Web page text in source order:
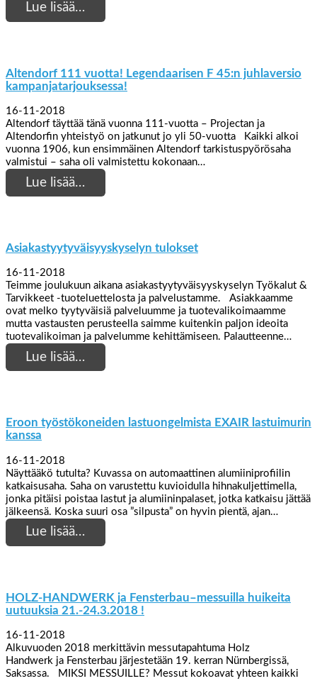
Lue lisää…
Altendorf 111 vuotta! Legendaarisen F 45:n juhlaversio
kampanjatarjouksessa!
16-11-2018
Altendorf täyttää tänä vuonna 111-vuotta – Projectan ja
Altendorfin yhteistyö on jatkunut jo yli 50-vuotta Kaikki alkoi
vuonna 1906, kun ensimmäinen Altendorf tarkistuspyörösaha
valmistui – saha oli valmistettu kokonaan…
Lue lisää…
Asiakastyytyväisyyskyselyn tulokset
16-11-2018
Teimme joulukuun aikana asiakastyytyväisyyskyselyn Työkalut &
Tarvikkeet -tuoteluettelosta ja palvelustamme. Asiakkaamme
ovat melko tyytyväisiä palveluumme ja tuotevalikoimaamme
mutta vastausten perusteella saimme kuitenkin paljon ideoita
tuotevalikoiman ja palvelumme kehittämiseen. Palautteenne…
Lue lisää…
Eroon työstökoneiden lastuongelmista EXAIR lastuimurin
kanssa
16-11-2018
Näyttääkö tutulta? Kuvassa on automaattinen alumiiniprofiilin
katkaisusaha. Saha on varustettu kuvioidulla hihnakuljettimella,
jonka pitäisi poistaa lastut ja alumiininpalaset, jotka katkaisu jättää
jälkeensä. Koska suuri osa ”silpusta” on hyvin pientä, ajan…
Lue lisää…
HOLZ-HANDWERK ja Fensterbau–messuilla huikeita
uutuuksia 21.-24.3.2018 !
16-11-2018
Alkuvuoden 2018 merkittävin messutapahtuma Holz
Handwerk ja Fensterbau järjestetään 19. kerran Nürnbergissä,
Saksassa. MIKSI MESSUILLE? Messut kokoavat yhteen kaikki